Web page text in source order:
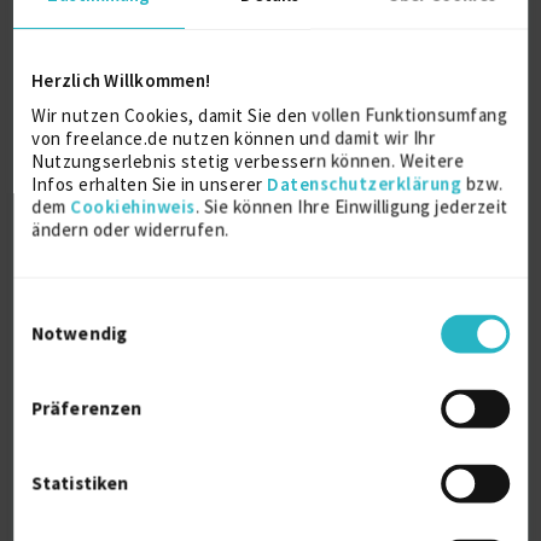
Herzlich Willkommen!
Wir nutzen Cookies, damit Sie den vollen Funktionsumfang
von freelance.de nutzen können und damit wir Ihr
Nutzungserlebnis stetig verbessern können. Weitere
Infos erhalten Sie in unserer Datenschutzerklärung bzw.
dem Cookiehinweis. Sie können Ihre Einwilligung jederzeit
ändern oder widerrufen.
Notwendig
Präferenzen
Statistiken
Amazon Full-Service Beratung: FBA & FBM
Dienstleistungsmarketing 6 J.
Amazon PPC
Amazon Seller Central
Verfügbarkeit einsehen
4
Referenzen